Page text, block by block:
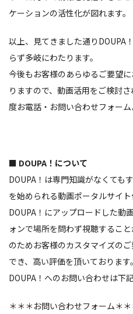
ケーションの活性化が図れます。
以上、見てきました通りDOUPA
らず多岐にわたります。
今後もお客様のあらゆるご要望
りますので、動画活用をご検討
度お電話・お問い合わせフォーム
■ DOUPA！について
DOUPA！は専門知識がなくても
を始められる動画ポータルサイト
DOUPA！にアップロードした動
ォンで場所を問わず視聴するこ
のためお客様のカスタマイズの
でき、高い評価を頂いております。
DOUPA！へのお問い合わせは下
＊＊＊お問い合わせフォーム＊＊